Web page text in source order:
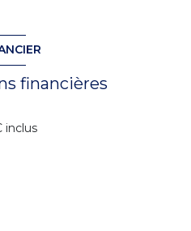
financières
inclus